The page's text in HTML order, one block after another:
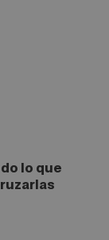
lo que